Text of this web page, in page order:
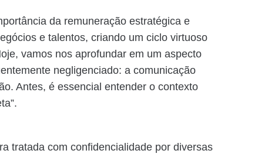
da remuneração estratégica e
e talentos, criando um ciclo virtuoso
vamos nos aprofundar em um aspecto
negligenciado: a comunicação
Antes, é essencial entender o contexto
tratada com confidencialidade por diversas